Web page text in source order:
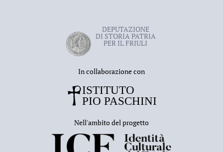
DEPUTAZIONE
DI STORIA PATRIA
PER IL FRIULI
In collaborazione con
Nell'ambito del progetto